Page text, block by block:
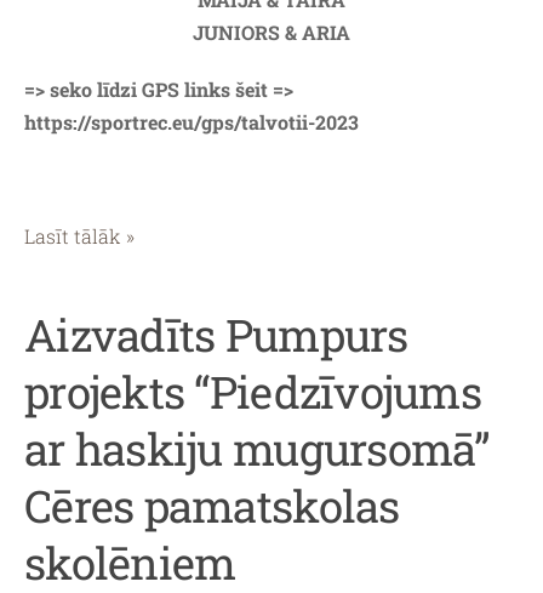
JUNIORS & ARIA
=> seko līdzi GPS links šeit =>
https://sportrec.eu/gps/talvotii-2023
Lasīt tālāk »
Aizvadīts Pumpurs
projekts “Piedzīvojums
ar haskiju mugursomā”
Cēres pamatskolas
skolēniem